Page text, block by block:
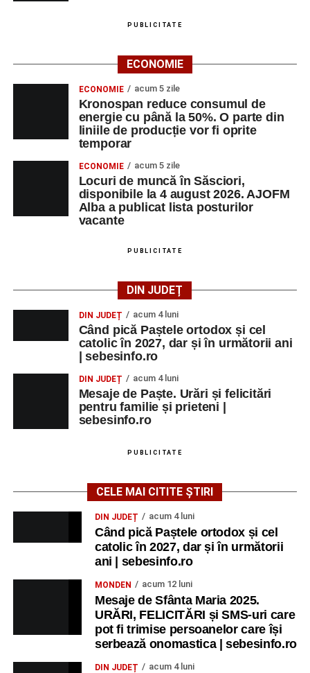
PUBLICITATE
ECONOMIE
ECONOMIE acum 5 zile
Kronospan reduce consumul de
energie cu până la 50%. O parte din
liniile de producție vor fi oprite
temporar
ECONOMIE acum 5 zile
Locuri de muncă în Săsciori,
disponibile la 4 august 2026. AJOFM
Alba a publicat lista posturilor
vacante
PUBLICITATE
DIN JUDEȚ
DIN JUDEȚ acum 4 luni
Când pică Paștele ortodox și cel
catolic în 2027, dar și în următorii ani
| sebesinfo.ro
DIN JUDEȚ acum 4 luni
Mesaje de Paște. Urări și felicitări
pentru familie și prieteni |
sebesinfo.ro
PUBLICITATE
CELE MAI CITITE ȘTIRI
DIN JUDEȚ acum 4 luni
Când pică Paștele ortodox și cel
catolic în 2027, dar și în următorii
ani | sebesinfo.ro
MONDEN acum 12 luni
Mesaje de Sfânta Maria 2025.
URĂRI, FELICITĂRI și SMS-uri care
pot fi trimise persoanelor care își
serbează onomastica | sebesinfo.ro
DIN JUDEȚ acum 4 luni